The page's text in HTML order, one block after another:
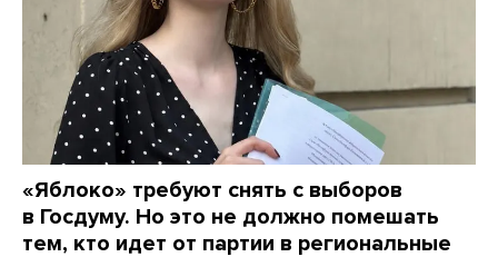
«Яблоко» требуют снять с выборов
в Госдуму. Но это не должно помешать
тем, кто идет от партии в региональные